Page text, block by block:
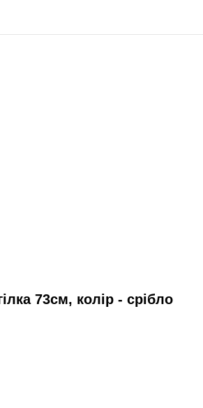
73см, колір - срібло